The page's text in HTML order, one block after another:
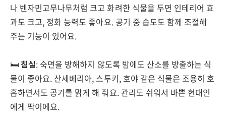
나 벤자민고무나무처럼 크고 화려한 식물을 두면 인테리어 효
과도 크고, 정화 능력도 좋아요. 공기 중 습도도 함께 조절해
주는 기능이 있어요.
🛏️ 침실: 숙면을 방해하지 않도록 밤에도 산소를 방출하는 식
물이 좋아요. 산세베리아, 스투키, 호야 같은 식물은 조용히 호
흡하면서도 공기를 맑게 해 줘요. 관리도 쉬워서 바쁜 현대인
에게 딱이에요.